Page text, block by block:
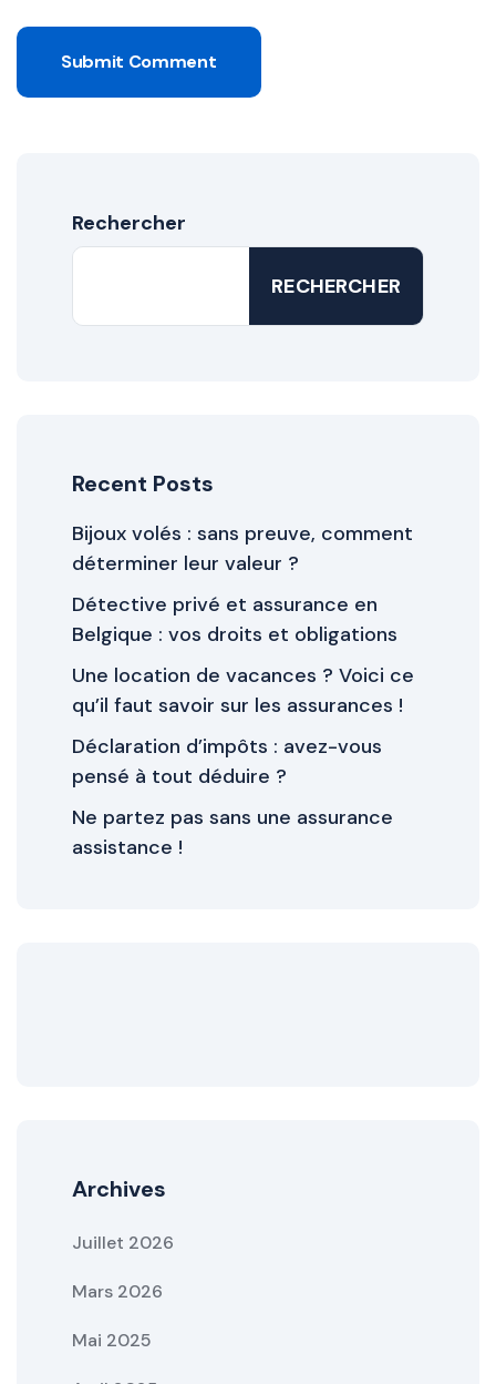
Submit Comment
Rechercher
RECHERCHER
Recent Posts
Bijoux volés : sans preuve, comment
déterminer leur valeur ?
Détective privé et assurance en
Belgique : vos droits et obligations
Une location de vacances ? Voici ce
qu’il faut savoir sur les assurances !
Déclaration d’impôts : avez-vous
pensé à tout déduire ?
Ne partez pas sans une assurance
assistance !
Archives
Juillet 2026
Mars 2026
Mai 2025